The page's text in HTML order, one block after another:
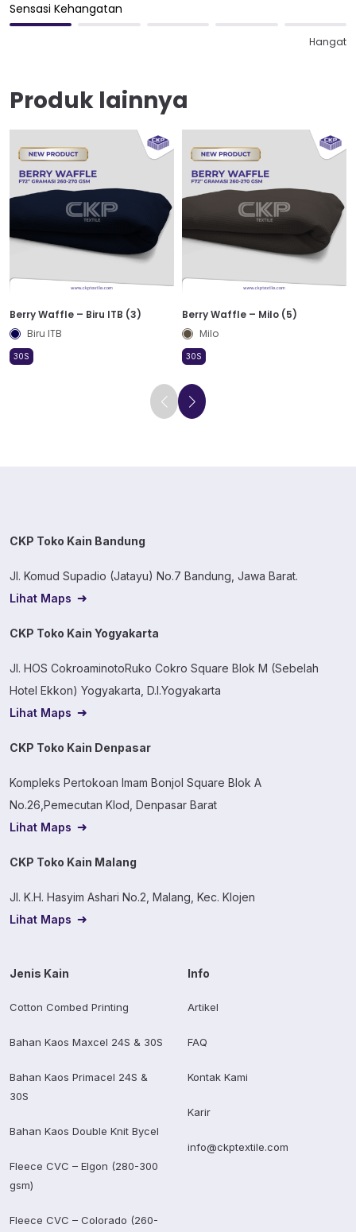
Sensasi Kehangatan
Hangat
Produk lainnya
Berry Waffle – Biru ITB (3)
Biru ITB
30S
Berry Waffle – Milo (5)
Milo
30S
CKP Toko Kain Bandung
Jl. Komud Supadio (Jatayu) No.7 Bandung, Jawa Barat.
Lihat Maps
CKP Toko Kain Yogyakarta
Jl. HOS CokroaminotoRuko Cokro Square Blok M (Sebelah
Hotel Ekkon) Yogyakarta, D.I.Yogyakarta
Lihat Maps
CKP Toko Kain Denpasar
Kompleks Pertokoan Imam Bonjol Square Blok A
No.26,Pemecutan Klod, Denpasar Barat
Lihat Maps
CKP Toko Kain Malang
Jl. K.H. Hasyim Ashari No.2, Malang, Kec. Klojen
Lihat Maps
Jenis Kain
Cotton Combed Printing
Bahan Kaos Maxcel 24S & 30S
Bahan Kaos Primacel 24S &
30S
Bahan Kaos Double Knit Bycel
Fleece CVC – Elgon (280-300
gsm)
Fleece CVC – Colorado (260-
Info
Artikel
FAQ
Kontak Kami
Karir
info@ckptextile.com